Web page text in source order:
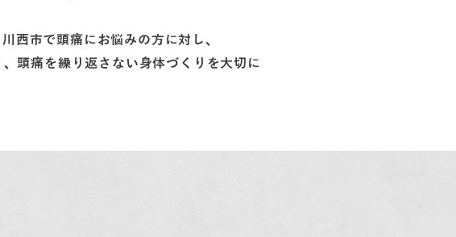
西市で頭痛にお悩みの方に対し、
頭痛を繰り返さない身体づくりを大切に